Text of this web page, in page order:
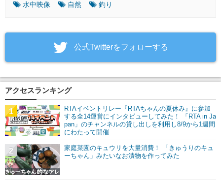
水中映像 自然 釣り
‎公式Twitterをフォローする
アクセスランキング
RTAイベントリレー『RTAちゃんの夏休み』に参加
する全14運営にインタビューしてみた！ 「RTA in Ja
pan」のチャンネルの貸し出しを利用し8/9から1週間
にわたって開催
1
家庭菜園のキュウリを大量消費！ 「きゅうりのキュ
ーちゃん」みたいなお漬物を作ってみた
2